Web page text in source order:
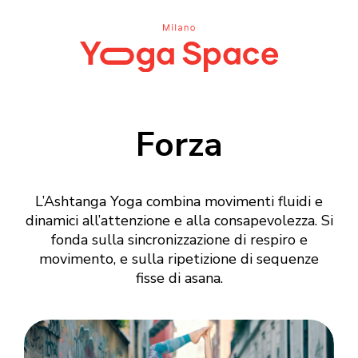
Forza
L’Ashtanga Yoga combina movimenti fluidi e
dinamici all’attenzione e alla consapevolezza. Si
fonda sulla sincronizzazione di respiro e
movimento, e sulla ripetizione di sequenze
fisse di asana.
Login